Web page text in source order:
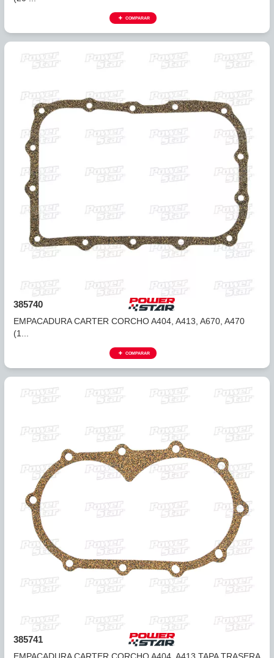
EMPACADURA CARTER 45RFE, 5-45RFE (15 HUECOS)
F...
COMPARAR
339740
EMPACADURA CARTER CORCHO JF011E (RE0F10A) CVT
COMPARAR